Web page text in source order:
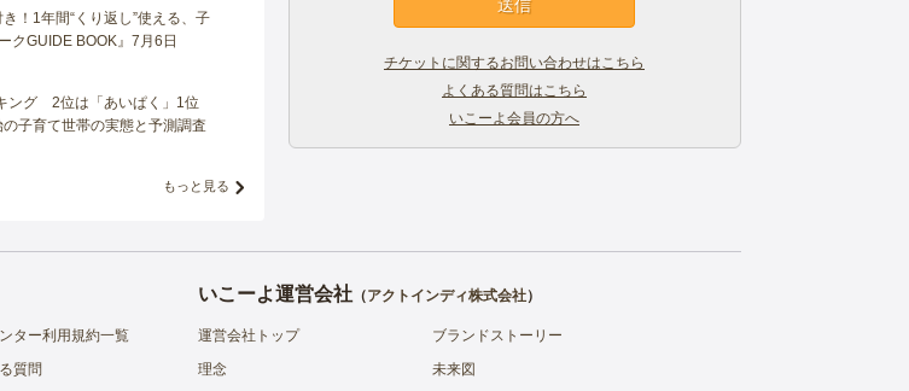
！1年間“くり返し”使える、子
クGUIDE BOOK』7月6日
ング 2位は「あいぱく」1位
子育て世帯の実態と予測調査
もっと見る
チケットに関するお問い合わせはこちら
よくある質問はこちら
いこーよ会員の方へ
ター利用規約一覧
質問
いこーよ運営会社（アクトインディ株式会社）
運営会社トップ
ブランドストーリー
理念
未来図